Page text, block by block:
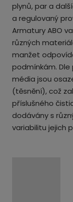
plynů, par a
a regulovaný
Armatury ABO
různých
manžet
podmínkám.
média jsou
(těsnění), což
příslušného
dodávány s
variabilitu jejich